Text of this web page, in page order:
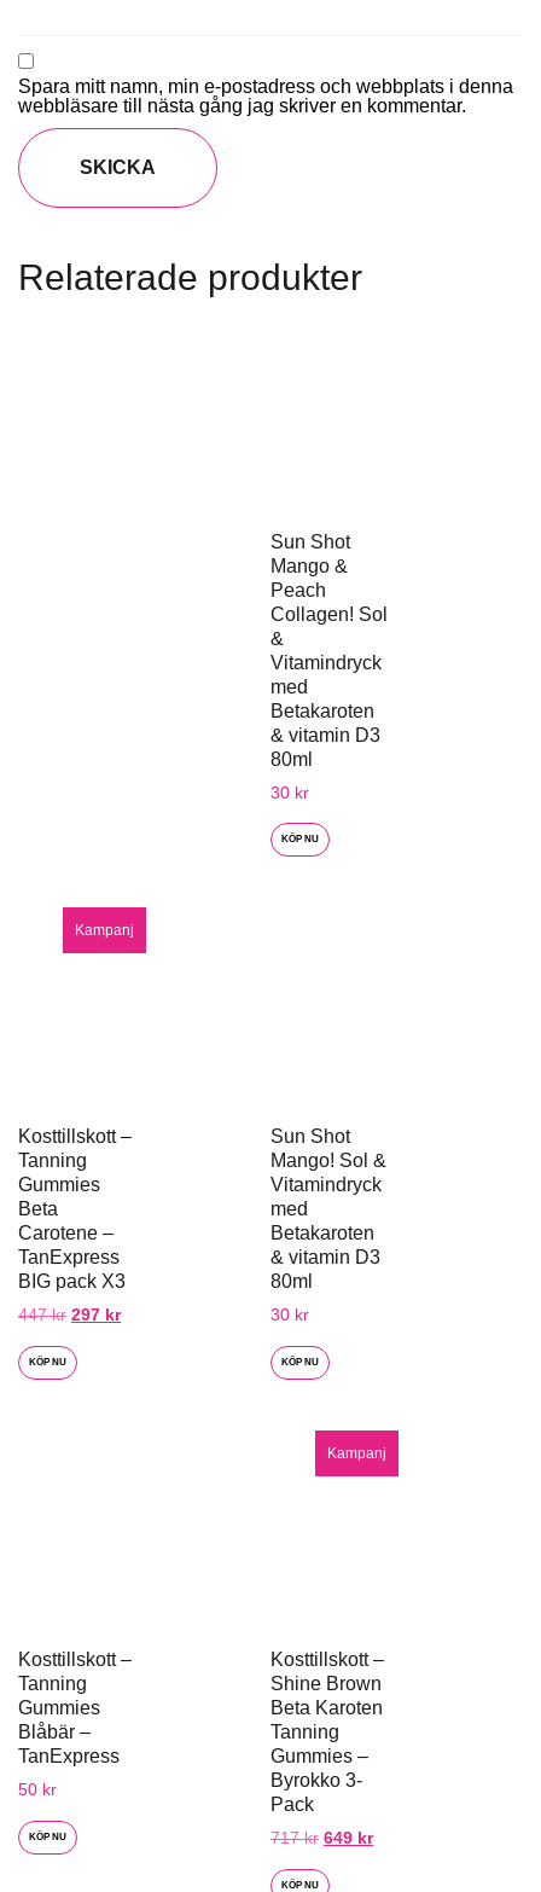
Spara mitt namn, min e-postadress och webbplats i denna
webbläsare till nästa gång jag skriver en kommentar.
Relaterade produkter
Sun Shot
Mango &
Peach
Collagen! Sol
&
Vitamindryck
med
Betakaroten
& vitamin D3
80ml
30 kr
KÖP NU
Kampanj
Kosttillskott –
Tanning
Gummies
Beta
Carotene –
TanExpress
BIG pack X3
447kr 297 kr
KÖP NU
Sun Shot
Mango! Sol &
Vitamindryck
med
Betakaroten
& vitamin D3
80ml
30 kr
KÖP NU
Kosttillskott –
Tanning
Gummies
Blåbär –
TanExpress
50 kr
KÖP NU
Kampanj
Kosttillskott –
Shine Brown
Beta Karoten
Tanning
Gummies –
Byrokko 3-
Pack
717kr 649 kr
KÖP NU